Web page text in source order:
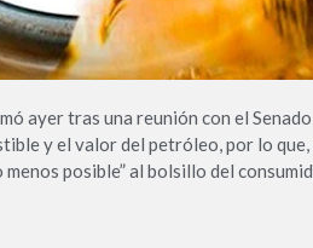
ayer tras una reunión con el
y el valor del petróleo, por lo que,
posible” al bolsillo del